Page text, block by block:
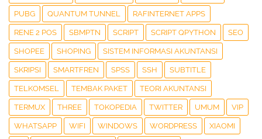
PUBG QUANTUM TUNNEL RAFINTERNET APPS
RENE 2 POS SBMPTN SCRIPT SCRIPT QPYTHON SEO
SHOPEE SHOPING SISTEM INFORMASI AKUNTANSI
SKRIPSI SMARTFREN SPSS SSH SUBTITLE
TELKOMSEL TEMBAK PAKET TEORI AKUNTANSI
TERMUX THREE TOKOPEDIA TWITTER UMUM VIP
WHATSAPP WIFI WINDOWS WORDPRESS XIAOMI